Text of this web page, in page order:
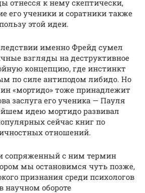
отнесся к нему скептически,
его ученики и соратники также
этой идеи.
именно Фрейд сумел
взгляды на деструктивное
концепцию, где инстинкт
по силе антиподом либидо. Но
«мортидо» тоже принадлежит
заслуга его ученика — Пауля
идею мортидо развивал
сейчас книг по
отношений.
сопряженный с ним термин
мы остановимся чуть позже,
признания среди психологов
научном обороте